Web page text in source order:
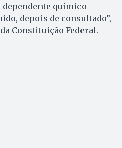
químico
depois de consultado”,
Constituição Federal.